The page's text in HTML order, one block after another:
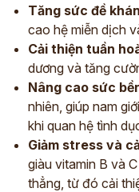
Tăng sức đề
cao hệ miễn dịch
Cải thiện tuần
dương và tăng
Nâng cao sức
nhiên, giúp nam
khi quan hệ tình
Giảm stress và
giàu vitamin B và
thẳng, từ đó cải